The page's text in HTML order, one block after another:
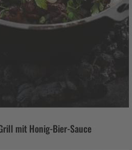
mit Honig-Bier-Sauce